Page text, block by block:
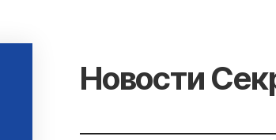
Новости